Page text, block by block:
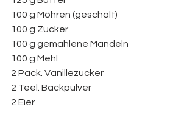
100 g Möhren (geschält)
100 g Zucker
100 g gemahlene Mandeln
100 g Mehl
2 Pack. Vanillezucker
2 Teel. Backpulver
2 Eier